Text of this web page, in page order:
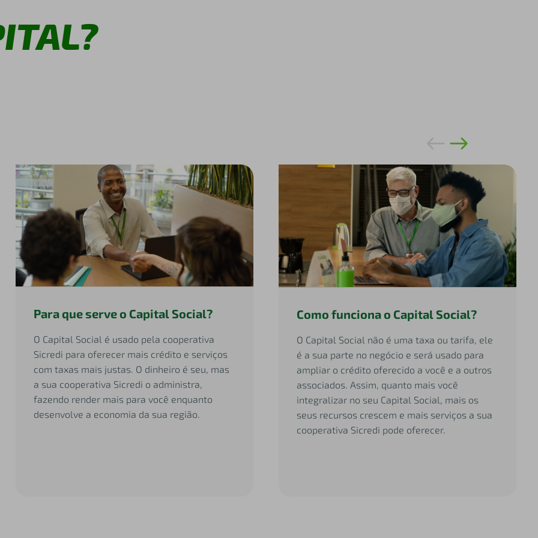
Para que serve o Capital Social?
O Capital Social é usado pela cooperativa
Sicredi para oferecer mais crédito e serviços
com taxas mais justas. O dinheiro é seu, mas
a sua cooperativa Sicredi o administra,
fazendo render mais para você enquanto
desenvolve a economia da sua região.
Como funciona o Capital Social?
O Capital Social não é uma taxa ou tarifa, ele
é a sua parte no negócio e será usado para
ampliar o crédito oferecido a você e a outros
associados. Assim, quanto mais você
integralizar no seu Capital Social, mais os
seus recursos crescem e mais serviços a sua
cooperativa Sicredi pode oferecer.